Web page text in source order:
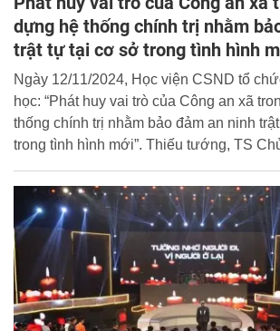
dựng hệ thống chính trị nhằm
trật tự tại cơ sở trong tình hình
Ngày 12/11/2024, Học viện CSND tổ
học: “Phát huy vai trò của Công an xã
thống chính trị nhằm bảo đảm an ninh
trong tình hình mới”. Thiếu tướng, TS